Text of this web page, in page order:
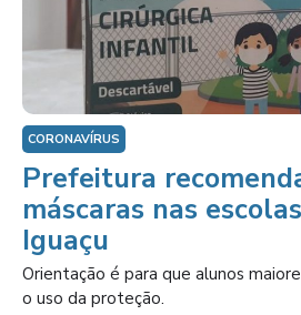
CORONAVÍRUS
Prefeitura
máscaras nas
Iguaçu
Orientação é para que alunos
o uso da proteção.